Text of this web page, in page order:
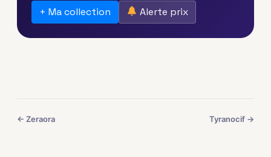
+ Ma collection Alerte prix
← Zeraora Tyranocif →